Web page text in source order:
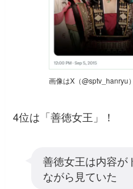
画像はX（@sptv_hanryu
4位は「善徳女王」！
善徳女王は内容が
ながら見ていた